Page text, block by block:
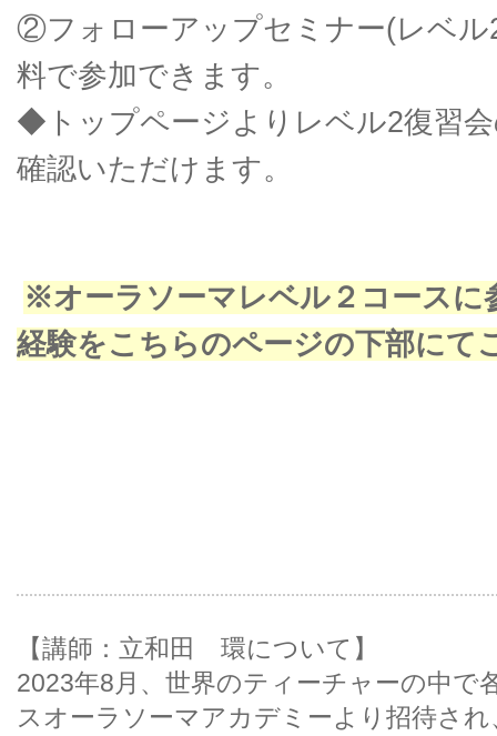
②フォローアップセミナー(レベ
料で参加できます。
◆トップページよりレベル2復習
確認いただけます。
※オーラソーマレベル２コースに
経験をこちらのページの下部にて
【講師：立和田 環について】
2023年8月、世界のティーチャーの中で
スオーラソーマアカデミーより招待さ